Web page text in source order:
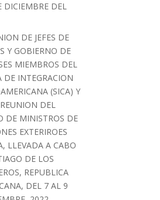
DICIEMBRE DEL
DE JEFES DE
Y GOBIERNO DE
MIEMBROS DEL
DE INTEGRACION
(SICA) Y
DEL
DE MINISTROS DE
EXTERIROES
LLEVADA A CABO
DE LOS
REPUBLICA
DEL 7 AL 9